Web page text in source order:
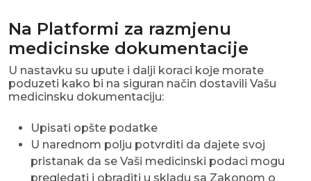
Na Platformi za razmjenu
medicinske dokumentacije
U nastavku su upute i dalji koraci koje morate
poduzeti kako bi na siguran način dostavili Vašu
medicinsku dokumentaciju:
Upisati opšte podatke
U narednom polju potvrditi da dajete svoj
pristanak da se Vaši medicinski podaci mogu
pregledati i obraditi u skladu sa Zakonom o